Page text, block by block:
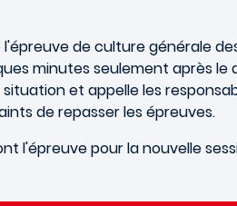
de culture générale des
minutes seulement après
et appelle les
de repasser les épreuves.
l'épreuve pour la nouvelle